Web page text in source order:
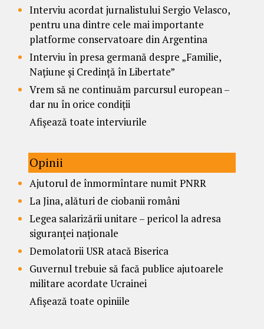
Interviu acordat jurnalistului Sergio Velasco,
pentru una dintre cele mai importante
platforme conservatoare din Argentina
Interviu în presa germană despre „Familie,
Națiune și Credință în Libertate”
Vrem să ne continuăm parcursul european –
dar nu în orice condiții
Afișează toate interviurile
Opinii
Ajutorul de înmormîntare numit PNRR
La Jina, alături de ciobanii români
Legea salarizării unitare – pericol la adresa
siguranței naționale
Demolatorii USR atacă Biserica
Guvernul trebuie să facă publice ajutoarele
militare acordate Ucrainei
Afișează toate opiniile